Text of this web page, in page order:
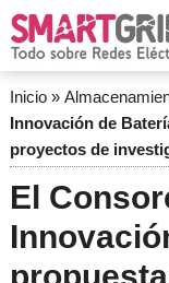
Inicio»
Innovación de
proyectos de
El